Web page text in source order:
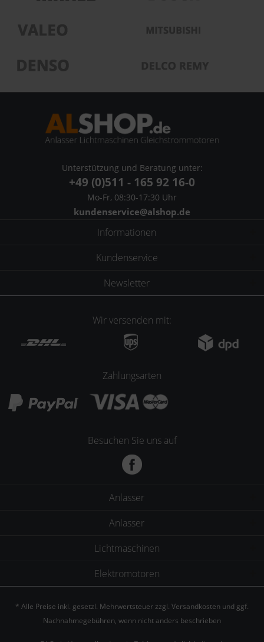
Unterstützung und Beratung unter:
+49 (0)511 - 165 92 16-0
Mo-Fr, 08:30-17:30 Uhr
kundenservice@alshop.de
Informationen
Kundenservice
Newsletter
Wir versenden mit:
Zahlungsarten
Besuchen Sie uns auf
Anlasser
Anlasser
Lichtmaschinen
Elektromotoren
* Alle Preise inkl. gesetzl. Mehrwertsteuer zzgl. Versandkosten und ggf.
Nachnahmegebühren, wenn nicht anders beschrieben